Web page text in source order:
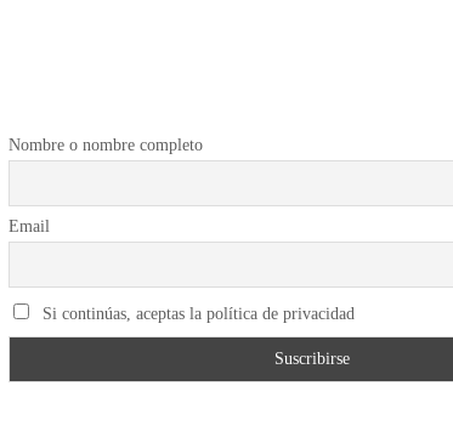
Nombre o nombre completo
Email
Si continúas, aceptas la política de privacidad